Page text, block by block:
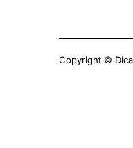
Copyright ©